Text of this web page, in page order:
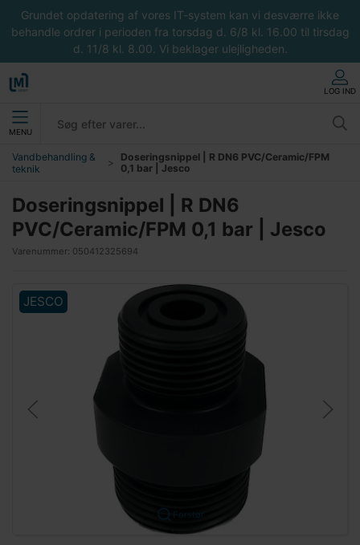
Grundet opdatering af vores IT-system kan vi desværre ikke
behandle ordrer i perioden fra torsdag d. 6/8 kl. 16.00 til tirsdag
d. 11/8 kl. 8.00. Vi beklager ulejligheden.
LOG IND
MENU
Vandbehandling &
teknik
Doseringsnippel | R DN6 PVC/Ceramic/FPM
0,1 bar | Jesco
Doseringsnippel | R DN6
PVC/Ceramic/FPM 0,1 bar | Jesco
Varenummer: 050412325694
JESCO
Forstør